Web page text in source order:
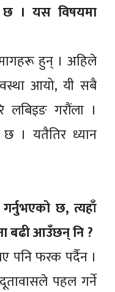
छ । यस विषयमा
हुन् । अहिले
आयो, यी सबै
गरौंला ।
। यतैतिर ध्यान
छ, त्यहाँ
बढी आउँछन् नि ?
पनि फरक पर्दैन ।
पहल गर्ने